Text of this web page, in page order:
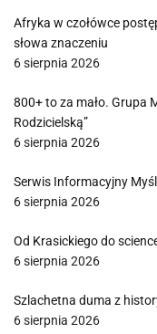
Afryka w czołówce
słowa znaczeniu
6 sierpnia 2026
800+ to za mało. Grupa
Rodzicielską”
6 sierpnia 2026
Serwis Informacyjny
6 sierpnia 2026
Od Krasickiego do
6 sierpnia 2026
Szlachetna duma z
6 sierpnia 2026